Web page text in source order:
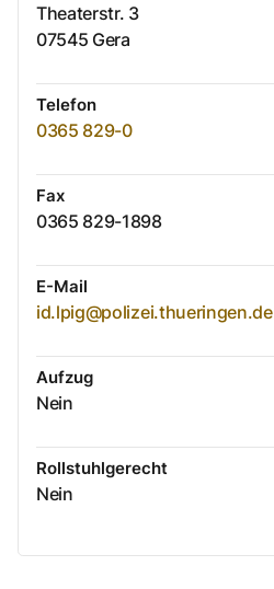
Theaterstr. 3
07545 Gera
Telefon
0365 829-0
Fax
0365 829-1898
E-Mail
id.lpig@polizei.thueringen.de
Aufzug
Nein
Rollstuhlgerecht
Nein